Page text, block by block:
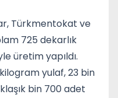
Türkmentokat ve
725 dekarlık
üretim yapıldı.
yulaf, 23 bin
bin 700 adet